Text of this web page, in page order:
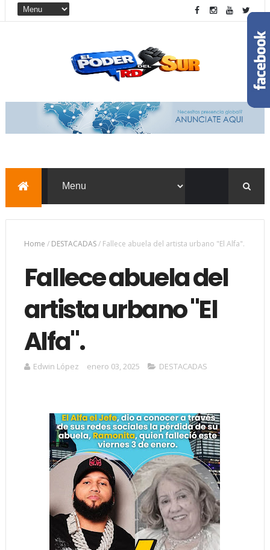
Home / DESTACADAS/ Fallece abuela del artista urbano "El Alfa".
Fallece abuela del
artista urbano "El
Alfa".
Edwin López enero 03, 2025 DESTACADAS